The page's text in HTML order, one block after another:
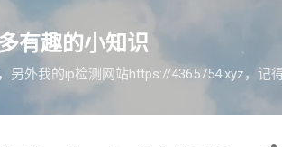
跳至主要内容
有趣的小知识
外我的ip检测网站https://4365754.xyz，记